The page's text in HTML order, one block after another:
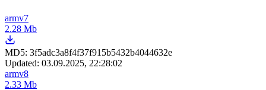
armv7
2.28 Mb
MD5: 3f5adc3a8f4f37f915b5432b4044632e
Updated: 03.09.2025, 22:28:02
armv8
2.33 Mb